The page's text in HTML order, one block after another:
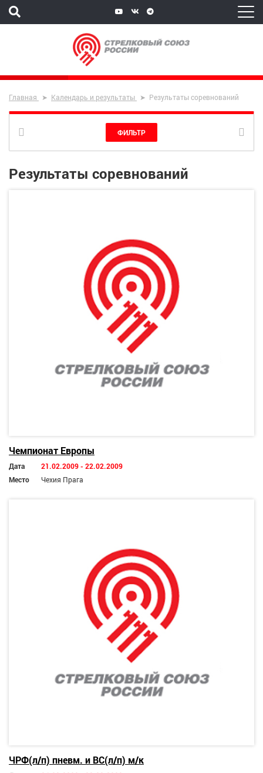
Главная Календарь и результаты Результаты соревнований
ФИЛЬТР
Результаты соревнований
Чемпионат Европы
Дата
21.02.2009 - 22.02.2009
Место
Чехия Прага
ЧРФ(л/п) пневм. и ВС(л/п) м/к